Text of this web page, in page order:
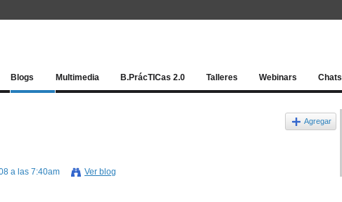
Blogs Multimedia B.PrácTICas 2.0 Talleres Webinars Chats
Agregar
a las 7:40am Ver blog